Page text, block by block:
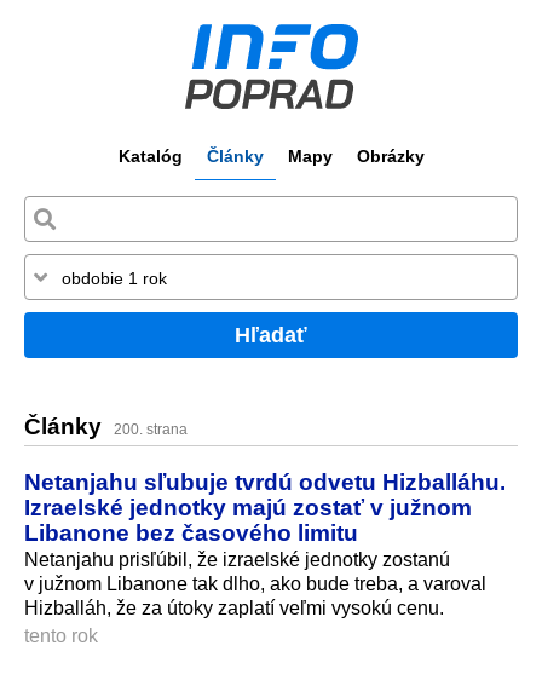
Katalóg Články Mapy Obrázky
Hľadať
Články 200. strana
Netanjahu sľubuje tvrdú odvetu Hizballáhu.
Izraelské jednotky majú zostať v južnom
Libanone bez časového limitu
Netanjahu prisľúbil, že izraelské jednotky zostanú
v južnom Libanone tak dlho, ako bude treba, a varoval
Hizballáh, že za útoky zaplatí veľmi vysokú cenu.
tento rok